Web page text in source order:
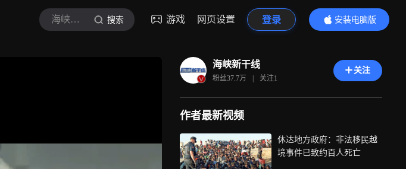
海峡新干线 搜索 游戏 网页设置 登录
安装电脑版
内容更精彩
海峡新干线
粉丝37.7万 | 关注1
关注
作者最新视频
休达地方政府：非法移民越
境事件已致约百人死亡